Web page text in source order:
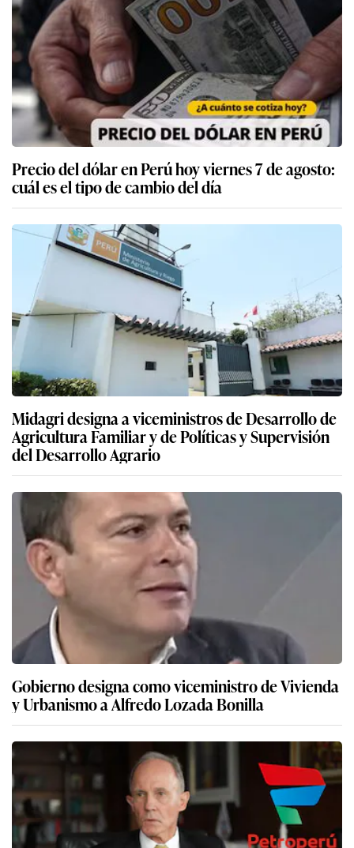
Precio del dólar en Perú hoy viernes 7 de agosto:
cuál es el tipo de cambio del día
Midagri designa a viceministros de Desarrollo de
Agricultura Familiar y de Políticas y Supervisión
del Desarrollo Agrario
Gobierno designa como viceministro de Vivienda
y Urbanismo a Alfredo Lozada Bonilla